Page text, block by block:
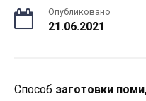
Опубликовано
21.06.2021
Способ заготовки